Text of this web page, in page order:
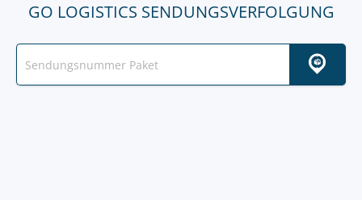
GO LOGISTICS SENDUNGSVERFOLGUNG